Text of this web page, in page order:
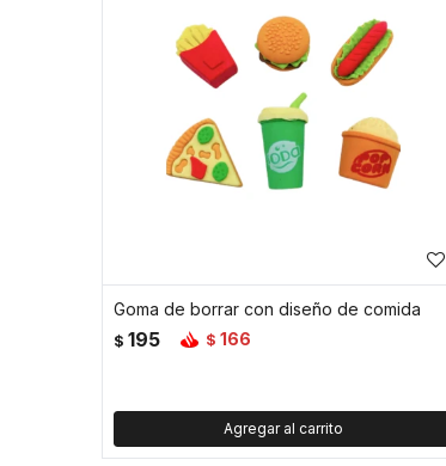
Goma de borrar con diseño de comida
$ 195 $ 166